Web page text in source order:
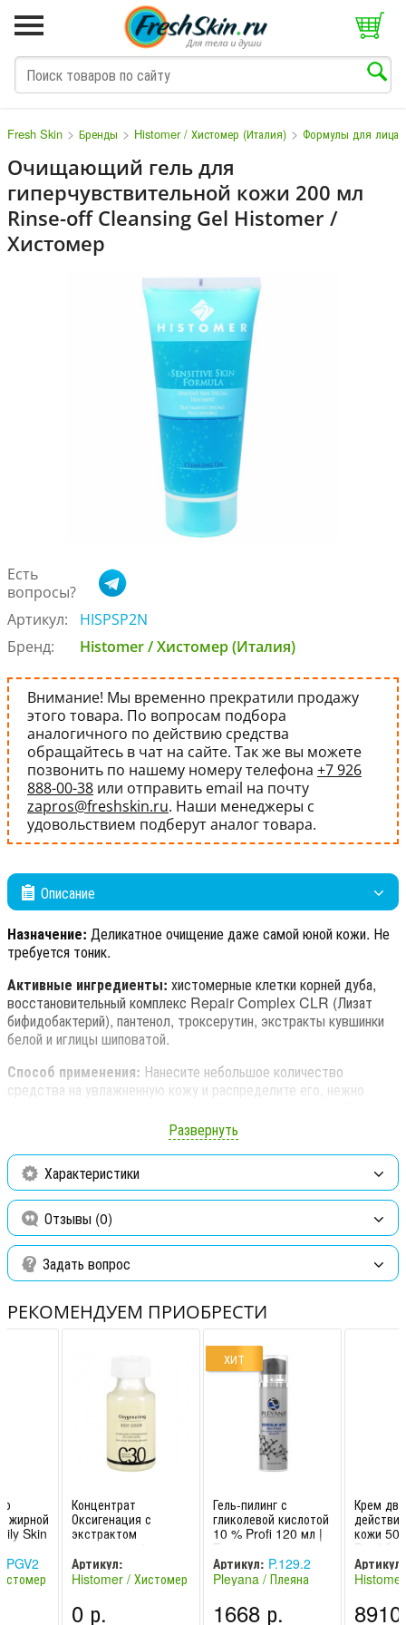
Fresh Skin > Бренды > Histomer / Хистомер (Италия) > Формулы для лица
Очищающий гель для
гиперчувствительной кожи 200 мл
Rinse-off Cleansing Gel Histomer /
Хистомер
Есть
вопросы?
Артикул:
HISPSP2N
Бренд:
Histomer / Хистомер (Италия)
Внимание! Мы временно прекратили продажу
этого товара. По вопросам подбора
аналогичного по действию средства
обращайтесь в чат на сайте. Так же вы можете
позвонить по нашему номеру телефона +7 926
888-00-38 или отправить email на почту
zapros@freshskin.ru. Наши менеджеры с
удовольствием подберут аналог товара.
Описание
Назначение: Деликатное очищение даже самой юной кожи. Не
требуется тоник.
Активные ингредиенты: хистомерные клетки корней дуба,
восстановительный комплекс Repair Complex CLR (Лизат
бифидобактерий), пантенол, троксерутин, экстракты кувшинки
белой и иглицы шиповатой.
Способ применения: Нанесите небольшое количество
средства на увлажненную кожу и распределите его, нежно
очень жирной или загрязненной кожи повторите процедуру.
Развернуть
Характеристики
Отзывы (0)
Задать вопрос
РЕКОМЕНДУЕМ ПРИОБРЕСТИ
жирной
Skin
Концентрат
Оксигенация с
экстрактом
Oxygenating Body
Serum Histomer /
Артикул:
HISC30P13
Histomer / Хистомер
0 р.
ХИТ
Гель-пилинг с
гликолевой кислотой
10 % Profi 120 мл |
Плеяна
Артикул: P.129.2
Pleyana / Плеяна
1668 р.
Крем
кожи 50
Dual
Артикул:
M N O P Q S T V W